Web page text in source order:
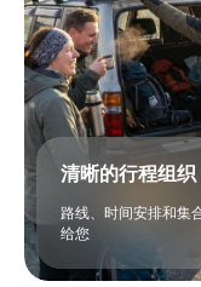
清晰的行程组织
路线、时间安排和集
给您